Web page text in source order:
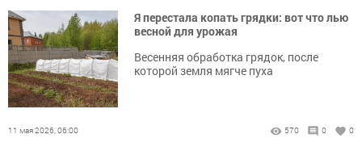
Я перестала копать грядки: вот что лью
весной для урожая
Весенняя обработка грядок, после
которой земля мягче пуха
11 мая 2026, 06:00 570 0 0